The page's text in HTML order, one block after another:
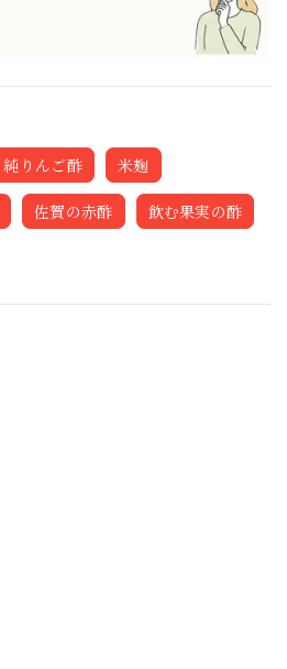
純りんご酢 米麹
佐賀の赤酢 飲む果実の酢